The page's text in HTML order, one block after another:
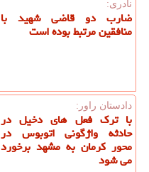
نادری:
ضارب دو قاضی شهید با
منافقین مرتبط بوده است
دادستان راور:
با ترک فعل های دخیل در
حادثه واژگونی اتوبوس در
محور کرمان به مشهد برخورد
می شود